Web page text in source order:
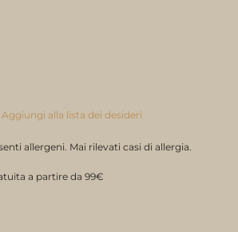
Aggiungi alla lista dei desideri
allergeni. Mai rilevati casi di allergia.
a partire da 99€